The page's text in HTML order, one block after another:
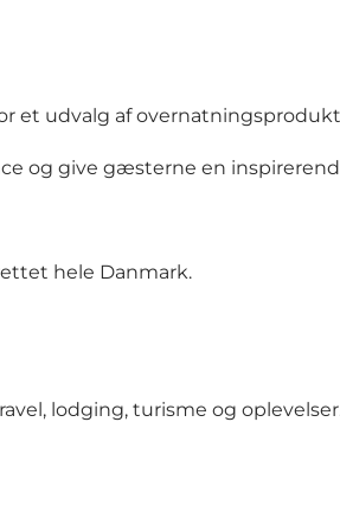
et udvalg af
og give gæsterne en
hele Danmark.
lodging, turisme og